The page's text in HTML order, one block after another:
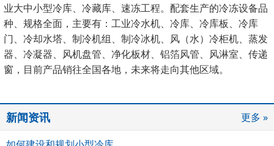
业大中小型冷库、冷藏库、速冻工程。配套生产的冷冻设备品
种、规格全面，主要有：工业冷水机、冷库、冷库板、冷库
门、冷却水塔、制冷机组、制冷冰机、风（水）冷柜机、蒸发
器、冷凝器、风机盘管、净化板材、铝箔风管、风淋室、传递
窗， 目前产品销往全国各地，未来将走向其他区域。
新闻资讯
更多 »